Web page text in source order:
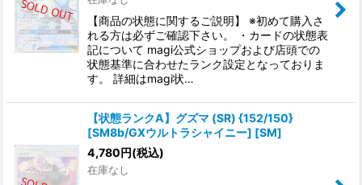
【商品の状態に関するご説明】 ※初めて購入さ
れる方は必ずご確認下さい。 ・カードの状態表
記について magi公式ショップおよび店頭での
状態基準に合わせたランク設定となっておりま
す。 詳細はmagi状…
【状態ランクA】グズマ (SR) {152/150}
[SM8b/GXウルトラシャイニー] [SM]
4,780円(税込)
在庫なし